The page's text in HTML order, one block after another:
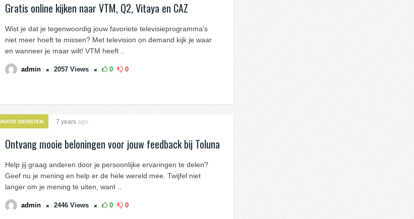
Gratis online kijken naar VTM, Q2, Vitaya en CAZ
Wist je dat je tegenwoordig jouw favoriete televisieprogramma’s
niet meer hoeft te missen? Met television on demand kijk je waar
en wanneer je maar wilt! VTM heeft ..
admin 2057 Views 0 0
DIENSTEN 7 years ago
Ontvang mooie beloningen voor jouw feedback bij Toluna
Help jij graag anderen door je persoonlijke ervaringen te delen?
Geef nu je mening en help er de hele wereld mee. Twijfel niet
langer om je mening te uiten, want ..
admin 2446 Views 0 0